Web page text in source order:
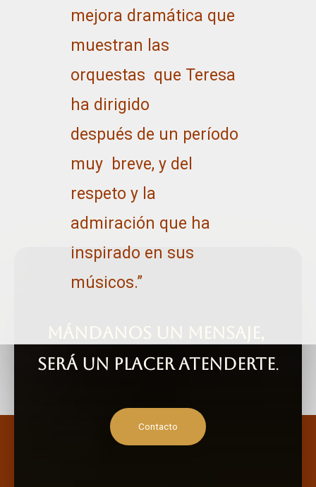
mejora dramática que
muestran las
orquestas que Teresa
ha dirigido
después de un período
muy breve, y del
respeto y la
admiración que ha
inspirado en sus
músicos.”
mándanos un mensaje,
será un placer atenderte.
Contacto